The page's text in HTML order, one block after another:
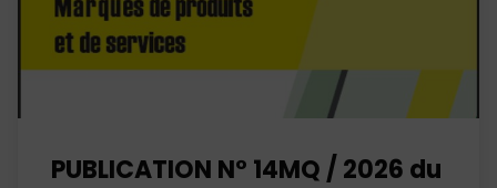
PUBLICATION N° 14MQ / 2026 du